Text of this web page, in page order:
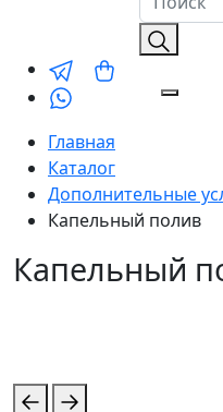
Главная
Каталог
Дополнительные
Капельный полив
Капельный